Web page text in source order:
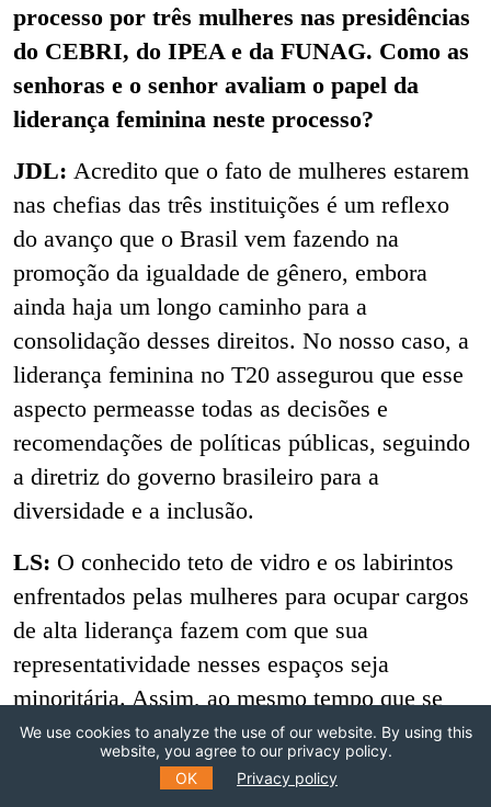
processo por três mulheres nas presidências
do CEBRI, do IPEA e da FUNAG. Como as
senhoras e o senhor avaliam o papel da
liderança feminina neste processo?
JDL: Acredito que o fato de mulheres estarem
nas chefias das três instituições é um reflexo
do avanço que o Brasil vem fazendo na
promoção da igualdade de gênero, embora
ainda haja um longo caminho para a
consolidação desses direitos. No nosso caso, a
liderança feminina no T20 assegurou que esse
aspecto permeasse todas as decisões e
recomendações de políticas públicas, seguindo
a diretriz do governo brasileiro para a
diversidade e a inclusão.
LS: O conhecido teto de vidro e os labirintos
enfrentados pelas mulheres para ocupar cargos
de alta liderança fazem com que sua
representatividade nesses espaços seja
minoritária. Assim, ao mesmo tempo que se
têm mulheres com níveis educacionais cada
vez mais elevados e compondo a maioria da
We use cookies to analyze the use of our website. By using this
website, you agree to our privacy policy.
OK
Privacy policy